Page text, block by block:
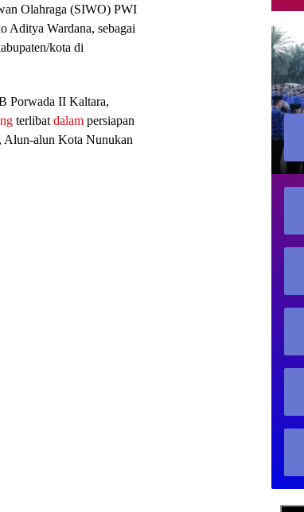
Olahraga (SIWO) PWI
Aditya Wardana, sebagai
kota di
Porwada II Kaltara,
terlibat dalam persiapan
Alun-alun Kota Nunukan